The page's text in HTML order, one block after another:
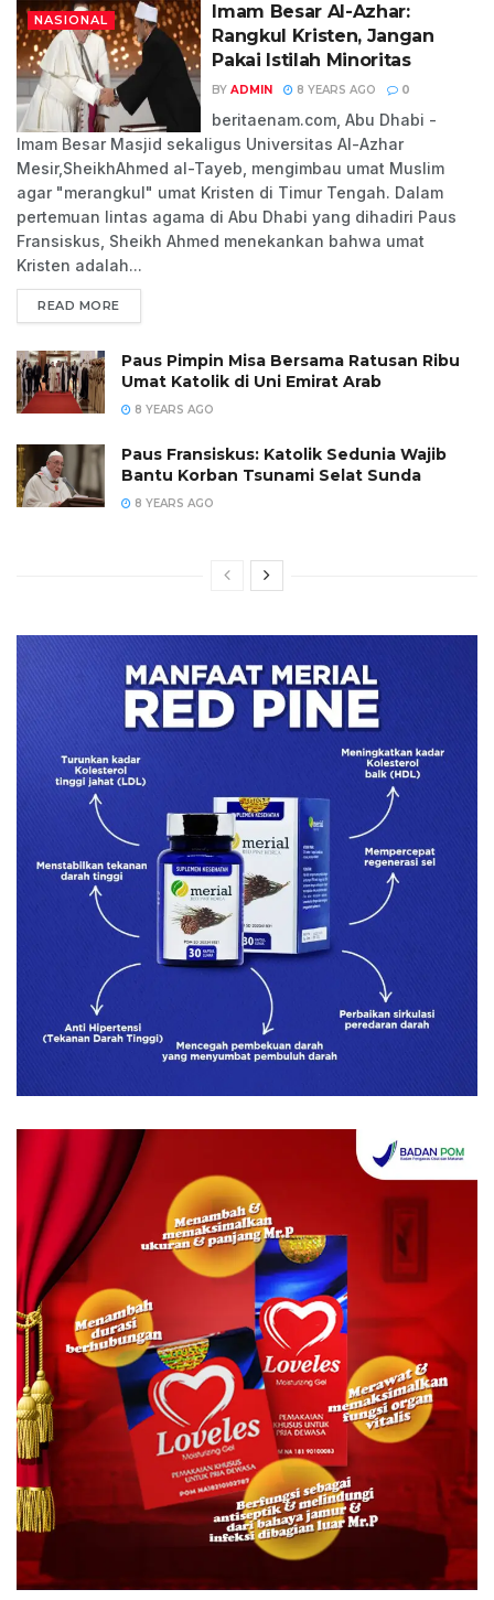
NASIONAL
Imam Besar Al-Azhar:
Rangkul Kristen, Jangan
Pakai Istilah Minoritas
BY ADMIN 8 YEARS AGO 0
beritaenam.com, Abu Dhabi -
Imam Besar Masjid sekaligus Universitas Al-Azhar
Mesir,SheikhAhmed al-Tayeb, mengimbau umat Muslim
agar "merangkul" umat Kristen di Timur Tengah. Dalam
pertemuan lintas agama di Abu Dhabi yang dihadiri Paus
Fransiskus, Sheikh Ahmed menekankan bahwa umat
Kristen adalah...
READ MORE
Paus Pimpin Misa Bersama Ratusan Ribu
Umat Katolik di Uni Emirat Arab
8 YEARS AGO
Paus Fransiskus: Katolik Sedunia Wajib
Bantu Korban Tsunami Selat Sunda
8 YEARS AGO